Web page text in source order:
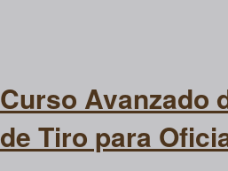
Curso Avanzado
de Tiro para